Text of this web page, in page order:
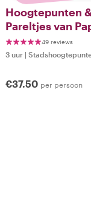
Hoogtepunten
Pareltjes van
49 reviews
3 uur |
€37.50 per persoon